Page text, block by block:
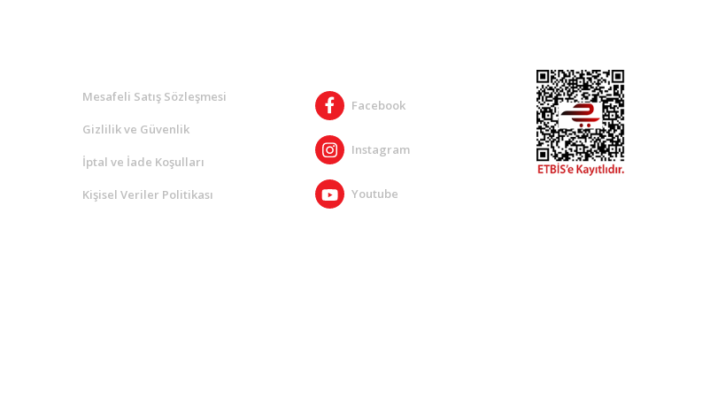
Mesafeli Satış Sözleşmesi
Gizlilik ve Güvenlik
İptal ve İade Koşulları
Kişisel Veriler Politikası
Facebook
Instagram
Youtube